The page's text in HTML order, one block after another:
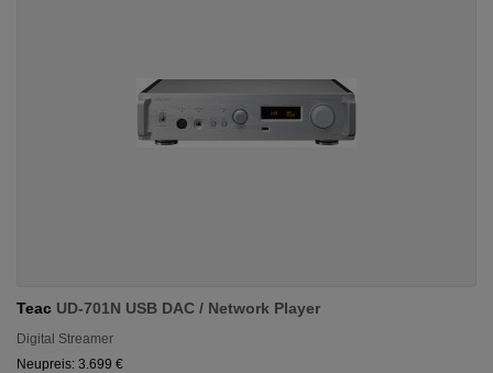
Teac UD-701N USB DAC / Network Player
Digital Streamer
Neupreis: 3.699 €